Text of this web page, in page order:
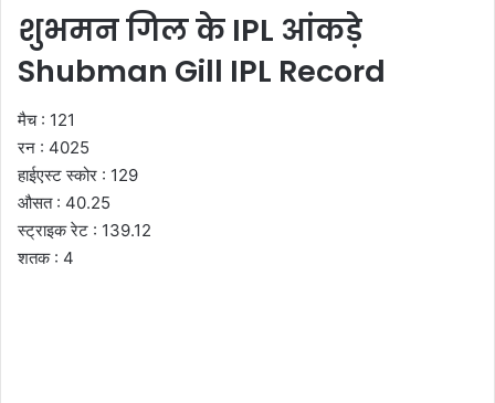
शुभमन गिल के IPL आंकड़े
Shubman Gill IPL Record
मैच : 121
रन : 4025
हाईएस्ट स्कोर : 129
औसत : 40.25
स्ट्राइक रेट : 139.12
शतक : 4